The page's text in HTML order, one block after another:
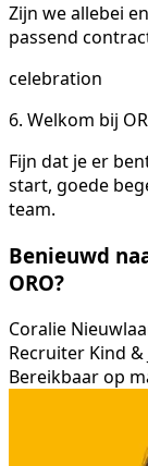
Zijn we allebei
passend
celebration
6. Welkom bij
Fijn dat je er
start, goede
team.
Benieuwd
ORO?
Coralie
Recruiter Kind &
Bereikbaar op